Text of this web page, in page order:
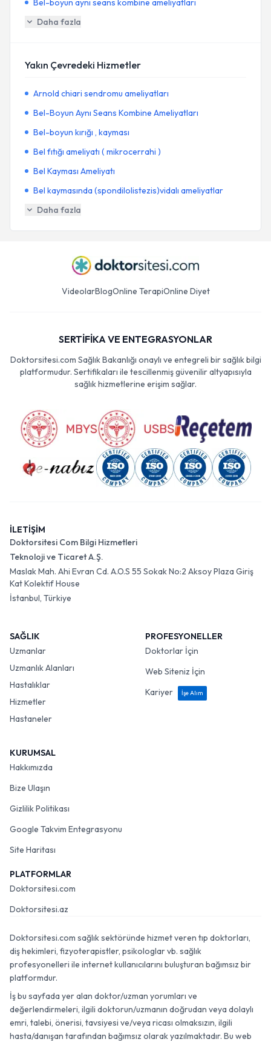
Bel-boyun aynı seans kombine ameliyatları
Daha fazla
Yakın Çevredeki Hizmetler
Arnold chiari sendromu ameliyatları
Bel-Boyun Aynı Seans Kombine Ameliyatları
Bel-boyun kırığı , kayması
Bel fıtığı ameliyatı ( mikrocerrahi )
Bel Kayması Ameliyatı
Bel kaymasında (spondilolistezis)vidalı ameliyatlar
Daha fazla
VideolarBlogOnline TerapiOnline Diyet
SERTİFİKA VE ENTEGRASYONLAR
Doktorsitesi.com Sağlık Bakanlığı onaylı ve entegreli bir sağlık bilgi
platformudur. Sertifikaları ile tescillenmiş güvenilir altyapısıyla
sağlık hizmetlerine erişim sağlar.
İLETİŞİM
Doktorsitesi Com Bilgi Hizmetleri
Teknoloji ve Ticaret A.Ş.
Maslak Mah. Ahi Evran Cd. A.O.S 55 Sokak No:2 Aksoy Plaza Giriş
Kat Kolektif House
İstanbul, Türkiye
SAĞLIK
Uzmanlar
Uzmanlık Alanları
Hastalıklar
Hizmetler
Hastaneler
PROFESYONELLER
Doktorlar İçin
Web Siteniz İçin
Kariyer
İşe Alım
KURUMSAL
Hakkımızda
Bize Ulaşın
Gizlilik Politikası
Google Takvim Entegrasyonu
Site Haritası
PLATFORMLAR
Doktorsitesi.com
Doktorsitesi.az
Doktorsitesi.com sağlık sektöründe hizmet veren tıp doktorları,
diş hekimleri, fizyoterapistler, psikologlar vb. sağlık
profesyonelleri ile internet kullanıcılarını buluşturan bağımsız bir
platformdur.
İş bu sayfada yer alan doktor/uzman yorumları ve
değerlendirmeleri, ilgili doktorun/uzmanın doğrudan veya dolaylı
emri, talebi, önerisi, tavsiyesi ve/veya ricası olmaksızın, ilgili
hasta/danışan tarafından bağımsız olarak yazılmaktadır. Bu web